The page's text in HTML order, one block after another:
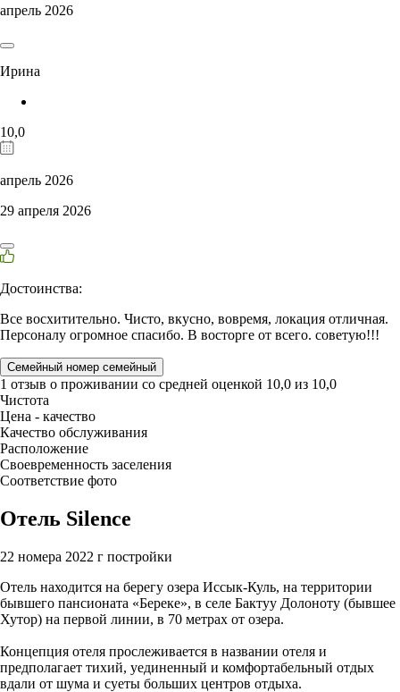
апрель 2026
Ирина
10,0
апрель 2026
29 апреля 2026
Достоинства:
Все восхитительно. Чисто, вкусно, вовремя, локация отличная.
Персоналу огромное спасибо. В восторге от всего. советую!!!
Семейный номер семейный
1 отзыв о проживании со средней оценкой 10,0 из 10,0
Чистота
Цена - качество
Качество обслуживания
Расположение
Своевременность заселения
Соответствие фото
Отель Silence
22 номера 2022 г постройки
Отель находится на берегу озера Иссык-Куль, на территории
бывшего пансионата «Береке», в селе Бактуу Долоноту (бывшее
Хутор) на первой линии, в 70 метрах от озера.
Концепция отеля прослеживается в названии отеля и
предполагает тихий, уединенный и комфортабельный отдых
вдали от шума и суеты больших центров отдыха.